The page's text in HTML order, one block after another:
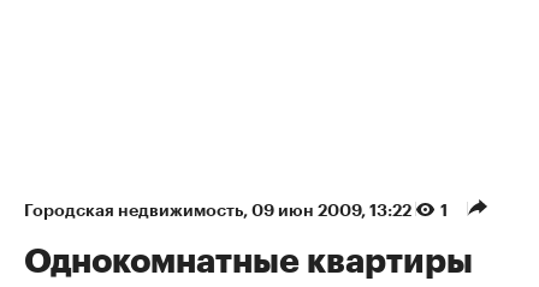
Городская недвижимость⁠, 09 июн 2009, 13:22 1
Однокомнатные квартиры